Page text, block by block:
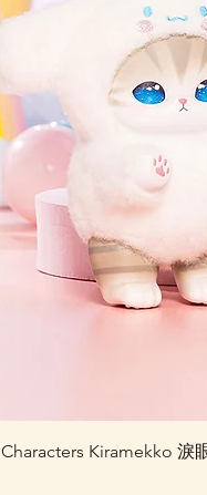
Kiramekko 淚